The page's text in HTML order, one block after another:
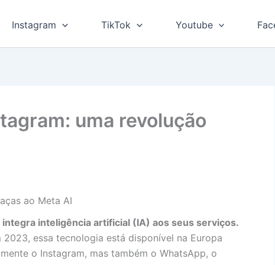
Instagram TikTok Youtube
uma revolução
ao Meta AI
inteligência artificial (IA) aos seus serviços.
essa tecnologia está disponível na Europa
o Instagram, mas também o WhatsApp, o